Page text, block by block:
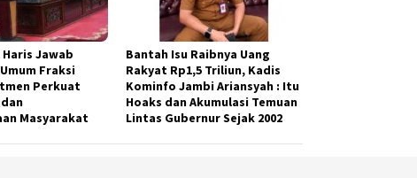
Jawab
Fraksi
Perkuat
Masyarakat
Bantah Isu Raibnya Uang
Rakyat Rp1,5 Triliun, Kadis
Kominfo Jambi Ariansyah : Itu
Hoaks dan Akumulasi Temuan
Lintas Gubernur Sejak 2002